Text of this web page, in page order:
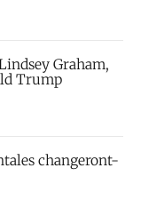
Graham,
Trump
changeront-